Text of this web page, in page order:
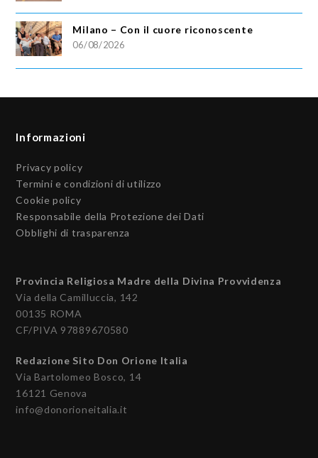
Milano – Con il cuore riconoscente
06/08/2026
Informazioni
Privacy policy
Termini e condizioni di utilizzo
Cookie policy
Responsabile della Protezione dei Dati
Obblighi di trasparenza
Provincia Religiosa Madre della Divina Provvidenza
Via della Camilluccia, 142
00135 ROMA
CF/PIVA 97889670580
Redazione Sito Don Orione Italia
Via Bartolomeo Bosco, 14
16121 Genova
info@donorioneitalia.it